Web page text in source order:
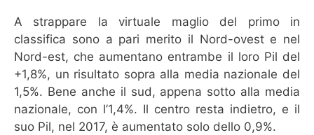
A strappare la virtuale maglio del primo in
classifica sono a pari merito il Nord-ovest e nel
Nord-est, che aumentano entrambe il loro Pil del
+1,8%, un risultato sopra alla media nazionale del
1,5%. Bene anche il sud, appena sotto alla media
nazionale, con l’1,4%. Il centro resta indietro, e il
suo Pil, nel 2017, è aumentato solo dello 0,9%.